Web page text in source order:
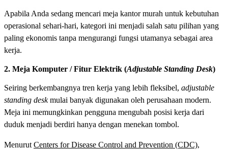
Apabila Anda sedang mencari meja kantor murah untuk kebutuhan
operasional sehari-hari, kategori ini menjadi salah satu pilihan yang
paling ekonomis tanpa mengurangi fungsi utamanya sebagai area
kerja.
2. Meja Komputer / Fitur Elektrik (Adjustable Standing Desk)
Seiring berkembangnya tren kerja yang lebih fleksibel, adjustable
standing deskmulai banyak digunakan oleh perusahaan modern.
Meja ini memungkinkan pengguna mengubah posisi kerja dari
duduk menjadi berdiri hanya dengan menekan tombol.
Menurut Centers for Disease Control and Prevention (CDC),